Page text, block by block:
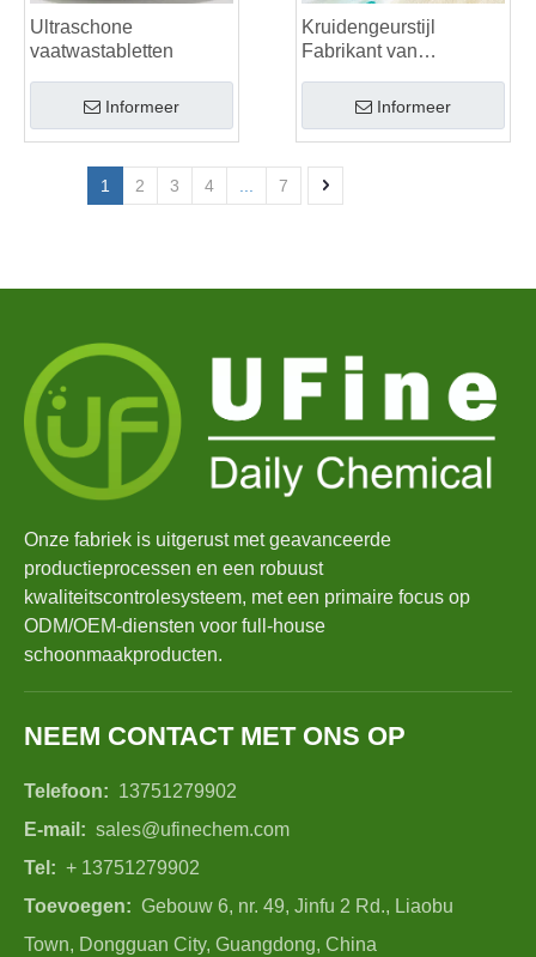
Ultraschone
vaatwastabletten
Informeer
Kruidengeurstijl
Fabrikant van
Informeer
1 2 3 4 7
Onze fabriek is uitgerust met geavanceerde
productieprocessen en een robuust
kwaliteitscontrolesysteem, met een primaire focus op
ODM/OEM-diensten voor full-house
schoonmaakproducten.
NEEM CONTACT MET ONS OP
Telefoon: 13751279902
E-mail: sales@ufinechem.com
Tel: + 13751279902
Toevoegen: Gebouw 6, nr. 49, Jinfu 2 Rd., Liaobu
Town, Dongguan City, Guangdong, China